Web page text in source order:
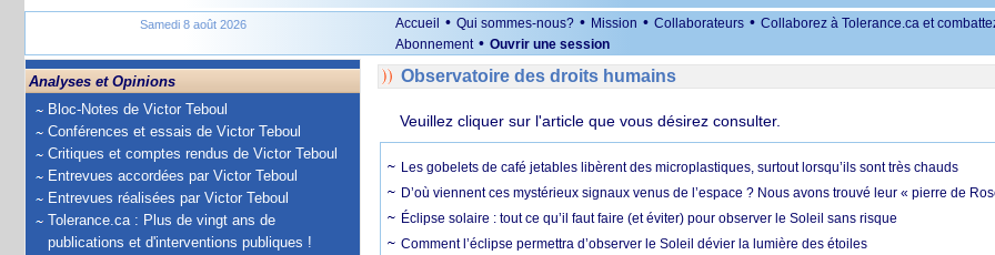
Samedi 8 août 2026 Accueil • Qui sommes-nous? • Mission • Collaborateurs • Collaborez à Tolerance.ca et
Abonnement • Ouvrir une session
Analyses et Opinions
Bloc-Notes de Victor Teboul
Conférences et essais de Victor Teboul
Critiques et comptes rendus de Victor Teboul
Entrevues accordées par Victor Teboul
Entrevues réalisées par Victor Teboul
Tolerance.ca : Plus de vingt ans de
publications et d'interventions publiques !
Observatoire des droits humains
Veuillez cliquer sur l'article que vous désirez consulter.
Les gobelets de café jetables libèrent des microplastiques, surtout lorsqu’ils sont très chauds
D’où viennent ces mystérieux signaux venus de l’espace ? Nous avons trouvé leur « pierre de
Éclipse solaire : tout ce qu’il faut faire (et éviter) pour observer le Soleil sans risque
Comment l’éclipse permettra d’observer le Soleil dévier la lumière des étoiles